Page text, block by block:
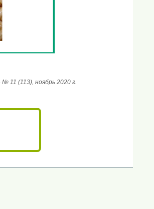
11 (113), ноябрь 2020 г.